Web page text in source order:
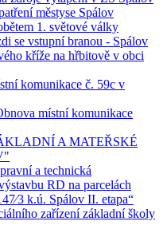
městyse Spálov
1. světové války
se vstupní branou - Spálov
kříže na hřbitově v obci
komunikace č. 59c v
místní komunikace
A MATEŘSKÉ
a technická
RD na parcelách
k.ú. Spálov II. etapa“
zařízení základní školy